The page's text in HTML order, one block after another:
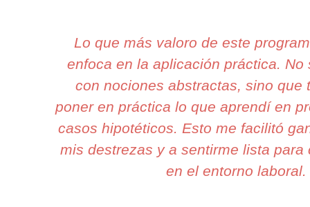
Lo que más valoro de este
enfoca en la aplicación práctica. No
con nociones abstractas, sino que
poner en práctica lo que aprendí en
casos hipotéticos. Esto me facilitó
mis destrezas y a sentirme lista para
en el entorno laboral.